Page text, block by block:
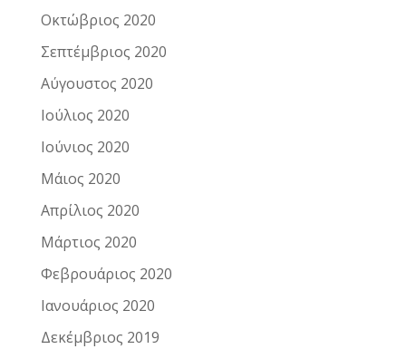
Οκτώβριος 2020
Σεπτέμβριος 2020
Αύγουστος 2020
Ιούλιος 2020
Ιούνιος 2020
Μάιος 2020
Απρίλιος 2020
Μάρτιος 2020
Φεβρουάριος 2020
Ιανουάριος 2020
Δεκέμβριος 2019